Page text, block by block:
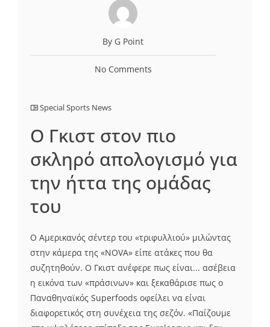
By G Point
No Comments
Special Sports News
Ο Γκιστ στον πιο
σκληρό απολογισμό για
την ήττα της ομάδας
του
Ο Αμερικανός σέντερ του «τριφυλλιού» μιλώντας
στην κάμερα της «NOVA» είπε ατάκες που θα
συζητηθούν. Ο Γκιστ ανέφερε πως είναι... ασέβεια
η εικόνα των «πράσινων» και ξεκαθάρισε πως ο
Παναθηναϊκός Superfoods οφείλει να είναι
διαφορετικός στη συνέχεια της σεζόν. «Παίζουμε